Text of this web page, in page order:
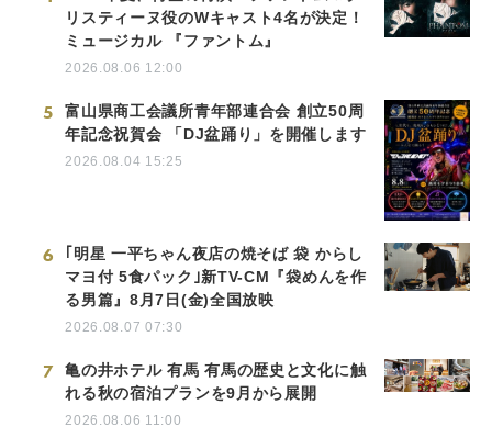
リスティーヌ役のWキャスト4名が決定！
ミュージカル 『ファントム』
2026.08.06 12:00
5
富山県商工会議所青年部連合会 創立50周
年記念祝賀会 「DJ盆踊り」を開催します
2026.08.04 15:25
6
｢明星 一平ちゃん夜店の焼そば 袋 からし
マヨ付 5食パック｣新TV-CM『袋めんを作
る男篇』8月7日(金)全国放映
2026.08.07 07:30
7
亀の井ホテル 有馬 有馬の歴史と文化に触
れる秋の宿泊プランを9月から展開
2026.08.06 11:00